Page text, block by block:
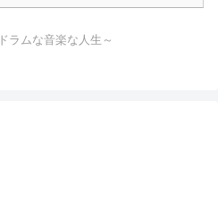
ドラムな音楽な人生～